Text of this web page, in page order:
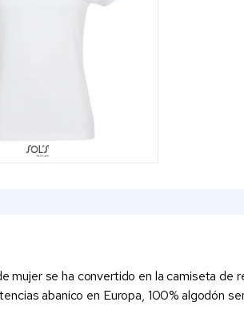
se ha convertido en la camiseta de
abanico en Europa, 100% algodón